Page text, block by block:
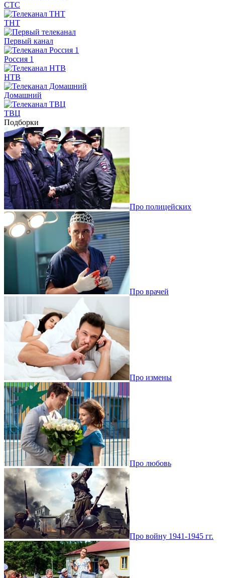
СТС
ТНТ
Первый канал
Россия 1
НТВ
Домашний
ТВЦ
Подборки
Про полицейских
Про врачей
Про измены
Про любовь
Про войну 1941-1945 гг.